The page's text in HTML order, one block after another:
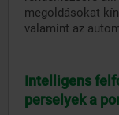
megoldásokat
valamint az
Intelligens
perselyek a